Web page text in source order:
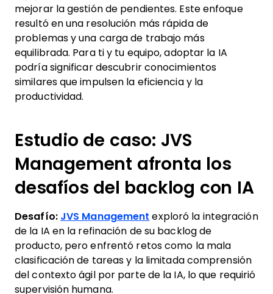
mejorar la gestión de pendientes. Este enfoque
resultó en una resolución más rápida de
problemas y una carga de trabajo más
equilibrada. Para ti y tu equipo, adoptar la IA
podría significar descubrir conocimientos
similares que impulsen la eficiencia y la
productividad.
Estudio de caso: JVS
Management afronta los
desafíos del backlog con IA
Desafío: JVS Management exploró la integración
de la IA en la refinación de su backlog de
producto, pero enfrentó retos como la mala
clasificación de tareas y la limitada comprensión
del contexto ágil por parte de la IA, lo que requirió
supervisión humana.